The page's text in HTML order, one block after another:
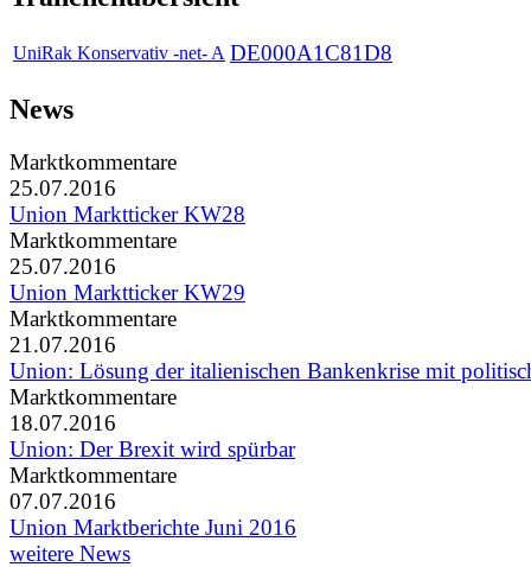
UniRak Konservativ -net- A DE000A1C81D8
News
Marktkommentare
25.07.2016
Union Marktticker KW28
Marktkommentare
25.07.2016
Union Marktticker KW29
Marktkommentare
21.07.2016
Union: Lösung der italienischen Bankenkrise mit
Marktkommentare
18.07.2016
Union: Der Brexit wird spürbar
Marktkommentare
07.07.2016
Union Marktberichte Juni 2016
weitere News